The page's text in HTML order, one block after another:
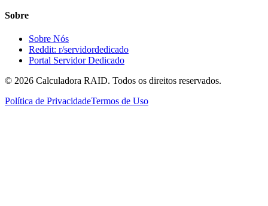
Sobre
Sobre Nós
Reddit: r/servidordedicado
Portal Servidor Dedicado
© 2026 Calculadora RAID. Todos os direitos reservados.
Política de PrivacidadeTermos de Uso